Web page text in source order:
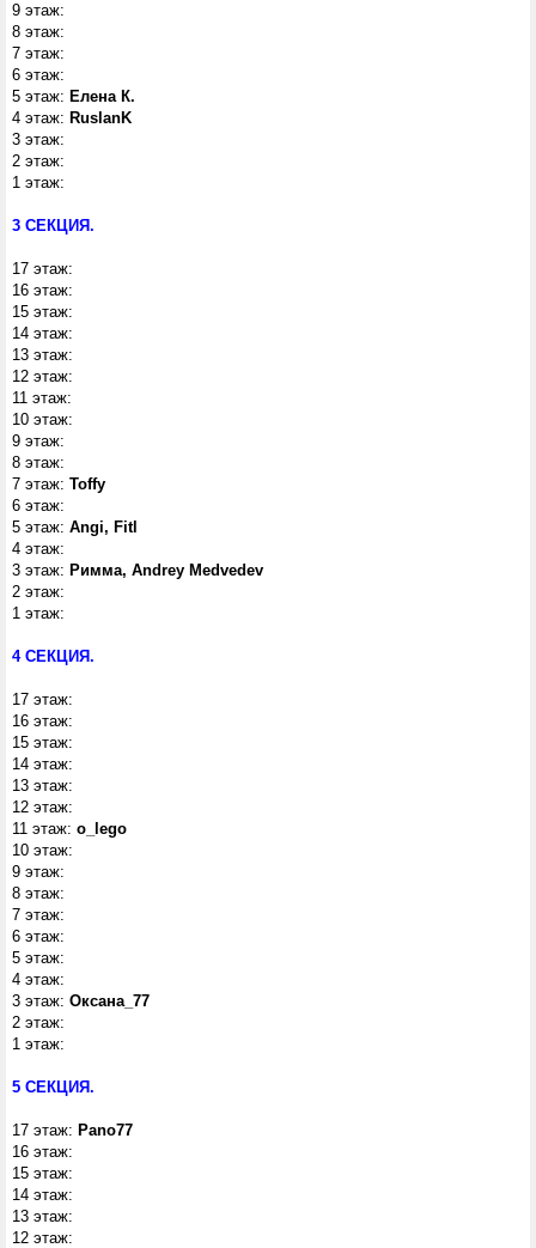
9 этаж:
8 этаж:
7 этаж:
6 этаж:
5 этаж: Елена К.
4 этаж: RuslanK
3 этаж:
2 этаж:
1 этаж:
3 СЕКЦИЯ.
17 этаж:
16 этаж:
15 этаж:
14 этаж:
13 этаж:
12 этаж:
11 этаж:
10 этаж:
9 этаж:
8 этаж:
7 этаж: Toffy
6 этаж:
5 этаж: Angi, Fitl
4 этаж:
3 этаж: Римма, Andrey Medvedev
2 этаж:
1 этаж:
4 СЕКЦИЯ.
17 этаж:
16 этаж:
15 этаж:
14 этаж:
13 этаж:
12 этаж:
11 этаж: o_lego
10 этаж:
9 этаж:
8 этаж:
7 этаж:
6 этаж:
5 этаж:
4 этаж:
3 этаж: Оксана_77
2 этаж:
1 этаж:
5 СЕКЦИЯ.
17 этаж: Pano77
16 этаж:
15 этаж:
14 этаж:
13 этаж:
12 этаж: